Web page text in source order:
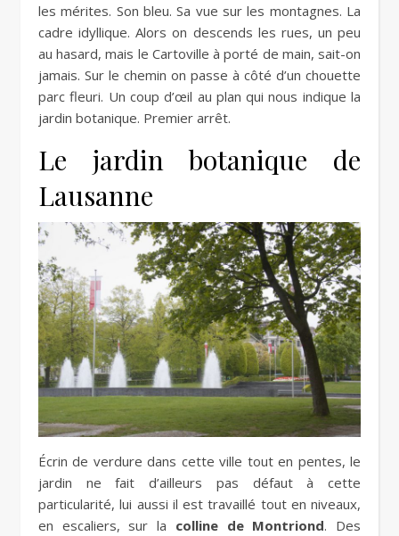
les mérites. Son bleu. Sa vue sur les montagnes. La
cadre idyllique. Alors on descends les rues, un peu
au hasard, mais le Cartoville à porté de main, sait-on
jamais. Sur le chemin on passe à côté d’un chouette
parc fleuri. Un coup d’œil au plan qui nous indique la
jardin botanique. Premier arrêt.
Le jardin botanique de
Lausanne
Écrin de verdure dans cette ville tout en pentes, le
jardin ne fait d’ailleurs pas défaut à cette
particularité, lui aussi il est travaillé tout en niveaux,
en escaliers, sur la colline de Montriond. Des